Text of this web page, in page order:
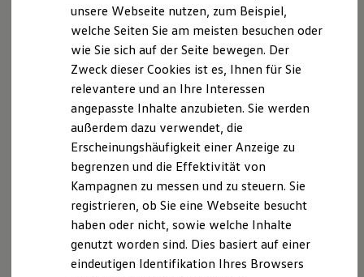
Nachhaltigkeit
Technologie
Kosten und Kauf
Kaufoptionen
E-Auto-Förderung
Software und Konnektivität
Die ID. Software 6
ID. Software Versionen und Updates
Digitale Extras
Schnittstellen zu Ihrem ID.
Hybridautos
Marke und Erlebnis
Volkswagen R und R Experience
R-Modelle
R Experience
Driving Experience
Volkswagen entdecken
Fahrzeugangebot anfordern
Servicetermin buchen
Serviceanfrage stellen
unsere Webseite nutzen, zum Beispiel,
welche Seiten Sie am meisten besuchen oder
wie Sie sich auf der Seite bewegen. Der
Zweck dieser Cookies ist es, Ihnen für Sie
relevantere und an Ihre Interessen
angepasste Inhalte anzubieten. Sie werden
außerdem dazu verwendet, die
Erscheinungshäufigkeit einer Anzeige zu
begrenzen und die Effektivität von
Kampagnen zu messen und zu steuern. Sie
registrieren, ob Sie eine Webseite besucht
haben oder nicht, sowie welche Inhalte
genutzt worden sind. Dies basiert auf einer
eindeutigen Identifikation Ihres Browsers